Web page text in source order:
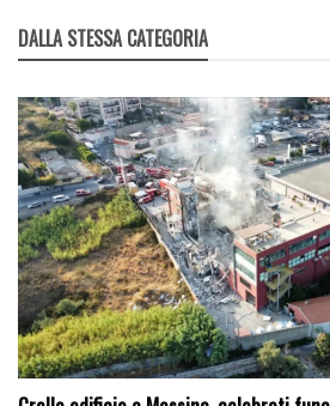
DALLA STESSA CATEGORIA